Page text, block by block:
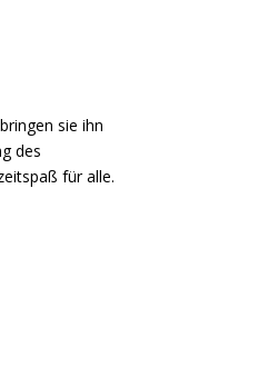
sie ihn
des
für alle.